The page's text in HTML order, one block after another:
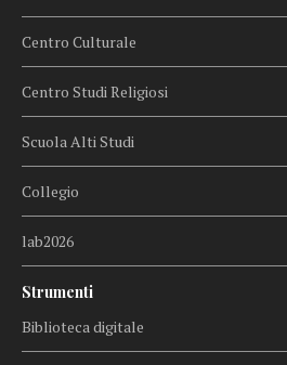
Centro Culturale
Centro Studi Religiosi
Scuola Alti Studi
Collegio
lab2026
Strumenti
Biblioteca digitale